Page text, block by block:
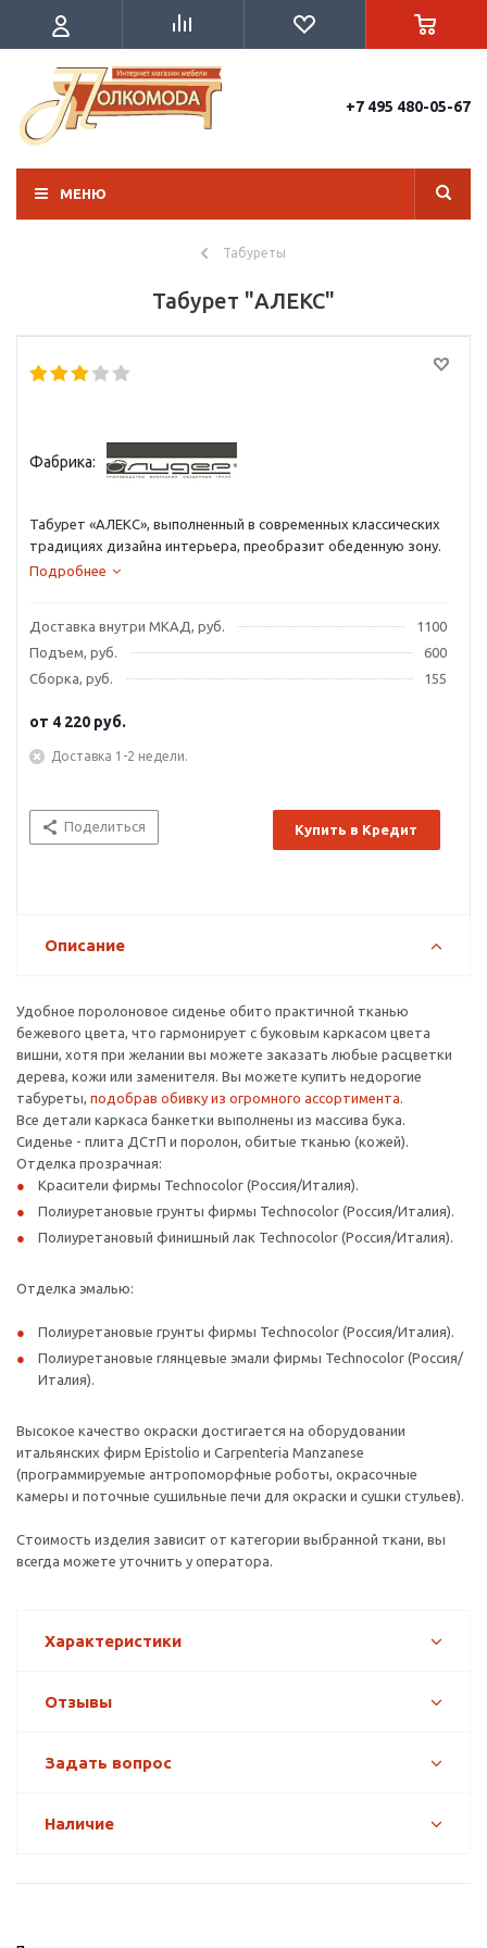
+7 495 480-05-67
МЕНЮ
Табуреты
Табурет "АЛЕКС"
Фабрика:
Табурет «АЛЕКС», выполненный в современных классических
традициях дизайна интерьера, преобразит обеденную зону.
Подробнее
Доставка внутри МКАД, руб.
1100
Подъем, руб.
600
Сборка, руб.
155
от 4 220 руб.
Доставка 1-2 недели.
Поделиться Купить в Кредит
Описание
Удобное поролоновое сиденье обито практичной тканью
бежевого цвета, что гармонирует с буковым каркасом цвета
вишни, хотя при желании вы можете заказать любые расцветки
дерева, кожи или заменителя. Вы можете купить недорогие
табуреты, подобрав обивку из огромного ассортимента.
Все детали каркаса банкетки выполнены из массива бука.
Сиденье - плита ДСтП и поролон, обитые тканью (кожей).
Отделка прозрачная:
Красители фирмы Technocolor (Россия/Италия).
Полиуретановые грунты фирмы Technocolor (Россия/Италия).
Полиуретановый финишный лак Technocolor (Россия/Италия).
Отделка эмалью:
Полиуретановые грунты фирмы Technocolor (Россия/Италия).
Полиуретановые глянцевые эмали фирмы Technocolor (Россия/
Италия).
Высокое качество окраски достигается на оборудовании
итальянских фирм Epistolio и Carpenteria Manzanese
(программируемые антропоморфные роботы, окрасочные
камеры и поточные сушильные печи для окраски и сушки стульев).
Стоимость изделия зависит от категории выбранной ткани, вы
всегда можете уточнить у оператора.
Характеристики
Отзывы
Задать вопрос
Наличие